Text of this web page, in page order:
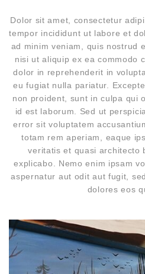
Dolor sit amet, consectetur
tempor incididunt ut labore et
ad minim veniam, quis nostrud
nisi ut aliquip ex ea commodo
dolor in reprehenderit in
eu fugiat nulla pariatur.
non proident, sunt in culpa qui
id est laborum. Sed ut
error sit voluptatem
totam rem aperiam, eaque
veritatis et quasi architecto
explicabo. Nemo enim ipsam
aspernatur aut odit aut fugit,
dolores eos